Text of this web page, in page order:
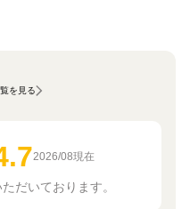
を見る
2026/08現在
だいております。